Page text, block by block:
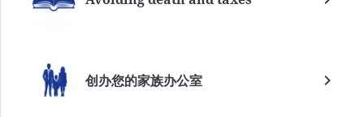
创办您的家族办公室